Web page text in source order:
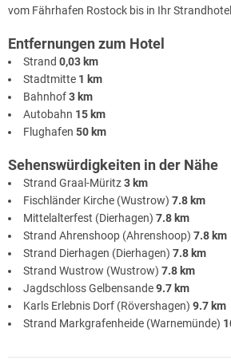
vom Fährhafen Rostock bis in Ihr
Entfernungen zum Hotel
Strand 0,03 km
Stadtmitte 1 km
Bahnhof3 km
Autobahn 15 km
Flughafen 50 km
Sehenswürdigkeiten in der Nähe
Strand Graal-Müritz3 km
Fischländer Kirche (Wustrow) 7.8 km
Mittelalterfest (Dierhagen) 7.8 km
Strand Ahrenshoop (Ahrenshoop) 7.8 km
Strand Dierhagen (Dierhagen) 7.8 km
Strand Wustrow (Wustrow) 7.8 km
Jagdschloss Gelbensande9.7 km
Karls Erlebnis Dorf (Rövershagen) 9.7 km
Strand Markgrafenheide (Warnemünde)